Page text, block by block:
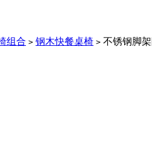
组合 > 钢木快餐桌椅 > 不锈钢脚